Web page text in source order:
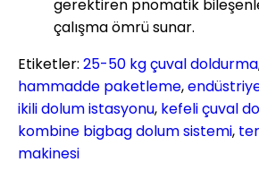
gerektiren pnomatik
çalışma ömrü sunar.
Etiketler: 25-50 kg çuval doldurma
hammadde paketleme,
ikili dolum istasyonu, kefeli çuval
kombine bigbag dolum sistemi,
makinesi